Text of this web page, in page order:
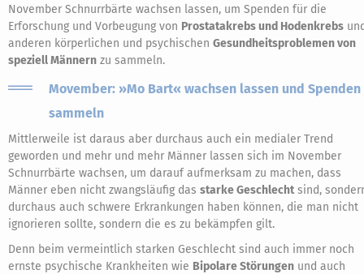
November Schnurrbärte wachsen lassen, um Spenden für die
Erforschung und Vorbeugung von Prostatakrebs und Hodenkrebs
anderen körperlichen und psychischen Gesundheitsproblemen von
speziell Männern zu sammeln.
Movember: »Mo Bart« wachsen lassen und Spenden
sammeln
Mittlerweile ist daraus aber durchaus auch ein medialer Trend
geworden und mehr und mehr Männer lassen sich im November
Schnurrbärte wachsen, um darauf aufmerksam zu machen, dass
Männer eben nicht zwangsläufig das starke Geschlechtsind,
durchaus auch schwere Erkrankungen haben können, die man nicht
ignorieren sollte, sondern die es zu bekämpfen gilt.
Denn beim vermeintlich starken Geschlecht sind auch immer noch
ernste psychische Krankheiten wie Bipolare Störungen und auch